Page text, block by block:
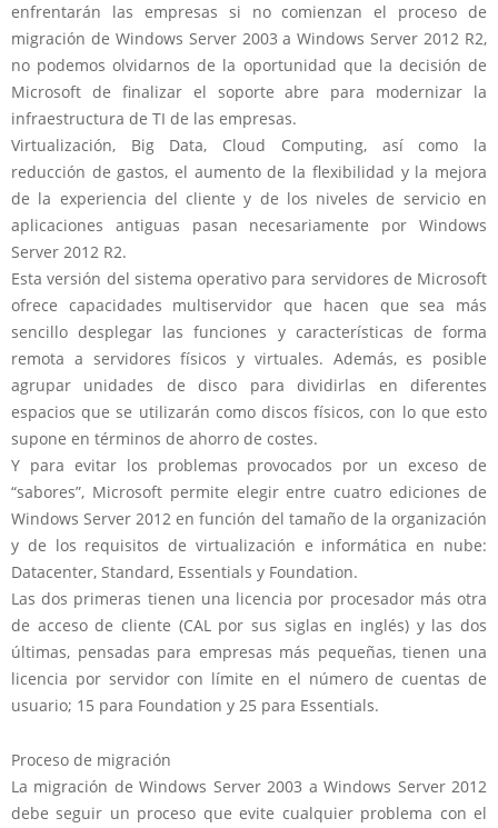
enfrentarán las empresas si no comienzan el proceso de
migración de Windows Server 2003 a Windows Server 2012 R2,
no podemos olvidarnos de la oportunidad que la decisión de
Microsoft de finalizar el soporte abre para modernizar la
infraestructura de TI de las empresas.
Virtualización, Big Data, Cloud Computing, así como la
reducción de gastos, el aumento de la flexibilidad y la mejora
de la experiencia del cliente y de los niveles de servicio en
aplicaciones antiguas pasan necesariamente por Windows
Server 2012 R2.
Esta versión del sistema operativo para servidores de Microsoft
ofrece capacidades multiservidor que hacen que sea más
sencillo desplegar las funciones y características de forma
remota a servidores físicos y virtuales. Además, es posible
agrupar unidades de disco para dividirlas en diferentes
espacios que se utilizarán como discos físicos, con lo que esto
supone en términos de ahorro de costes.
Y para evitar los problemas provocados por un exceso de
“sabores”, Microsoft permite elegir entre cuatro ediciones de
Windows Server 2012 en función del tamaño de la organización
y de los requisitos de virtualización e informática en nube:
Datacenter, Standard, Essentials y Foundation.
Las dos primeras tienen una licencia por procesador más otra
de acceso de cliente (CAL por sus siglas en inglés) y las dos
últimas, pensadas para empresas más pequeñas, tienen una
licencia por servidor con límite en el número de cuentas de
usuario; 15 para Foundation y 25 para Essentials.
Proceso de migración
La migración de Windows Server 2003 a Windows Server 2012
debe seguir un proceso que evite cualquier problema con el